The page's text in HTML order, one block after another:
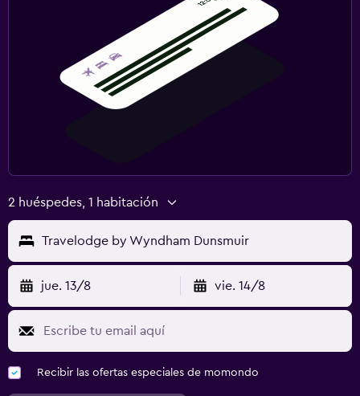
2 huéspedes, 1 habitación
Travelodge by Wyndham Dunsmuir
jue. 13/8 vie. 14/8
Recibir las ofertas especiales de momondo